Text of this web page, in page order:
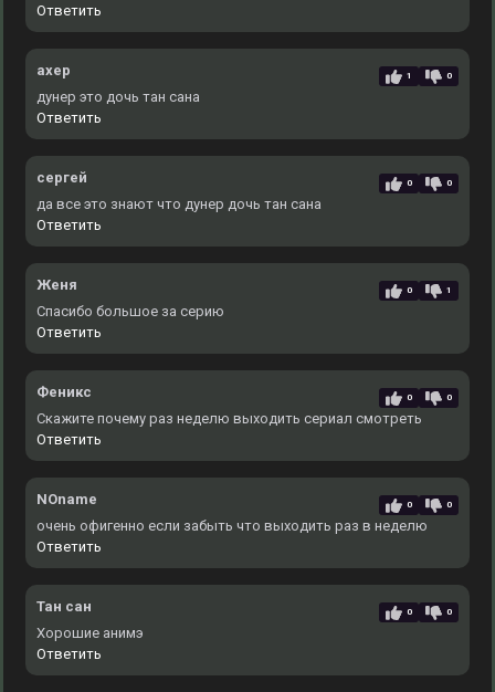
Ответить
ахер 1 0
дунер это дочь тан сана
Ответить
сергей 0 0
да все это знают что дунер дочь тан сана
Ответить
Женя 0 1
Спасибо большое за серию
Ответить
Феникс 0 0
Скажите почему раз неделю выходить сериал смотреть
Ответить
NOname 0 0
очень офигенно если забыть что выходить раз в неделю
Ответить
Тан сан 0 0
Хорошие анимэ
Ответить